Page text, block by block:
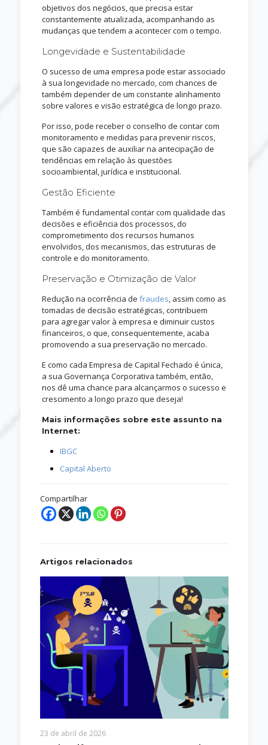
objetivos dos negócios, que precisa estar
constantemente atualizada, acompanhando as
mudanças que tendem a acontecer com o tempo.
Longevidade e Sustentabilidade
O sucesso de uma empresa pode estar associado
à sua longevidade no mercado, com chances de
também depender de um constante alinhamento
sobre valores e visão estratégica de longo prazo.
Por isso, pode receber o conselho de contar com
monitoramento e medidas para prevenir riscos,
que são capazes de auxiliar na antecipação de
tendências em relação às questões
socioambiental, jurídica e institucional.
Gestão Eficiente
Também é fundamental contar com qualidade das
decisões e eficiência dos processos, do
comprometimento dos recursos humanos
envolvidos, dos mecanismos, das estruturas de
controle e do monitoramento.
Preservação e Otimização de Valor
Redução na ocorrência de fraudes, assim como as
tomadas de decisão estratégicas, contribuem
para agregar valor à empresa e diminuir custos
financeiros, o que, consequentemente, acaba
promovendo a sua preservação no mercado.
E como cada Empresa de Capital Fechado é única,
a sua Governança Corporativa também, então,
nos dê uma chance para alcançarmos o sucesso e
crescimento a longo prazo que deseja!
Mais informações sobre este assunto na
Internet:
IBGC
Capital Aberto
Compartilhar
Artigos relacionados
23 de abril de 2026